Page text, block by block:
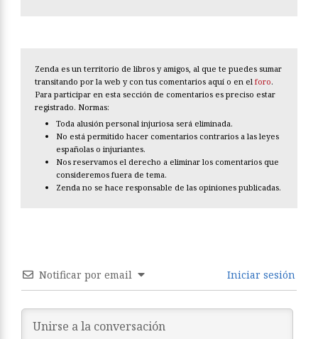
Zenda es un territorio de libros y amigos, al que te puedes sumar
transitando por la web y con tus comentarios aquí o en el foro.
Para participar en esta sección de comentarios es preciso estar
registrado. Normas:
Toda alusión personal injuriosa será eliminada.
No está permitido hacer comentarios contrarios a las leyes
españolas o injuriantes.
Nos reservamos el derecho a eliminar los comentarios que
consideremos fuera de tema.
Zenda no se hace responsable de las opiniones publicadas.
Notificar por email Iniciar sesión